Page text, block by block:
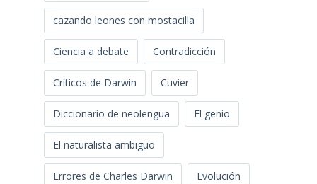
cazando leones con mostacilla
Ciencia a debate Contradicción
Críticos de Darwin Cuvier
Diccionario de neolengua El genio
El naturalista ambiguo
Errores de Charles Darwin Evolución